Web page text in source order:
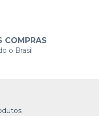
COMPRAS
o Brasil